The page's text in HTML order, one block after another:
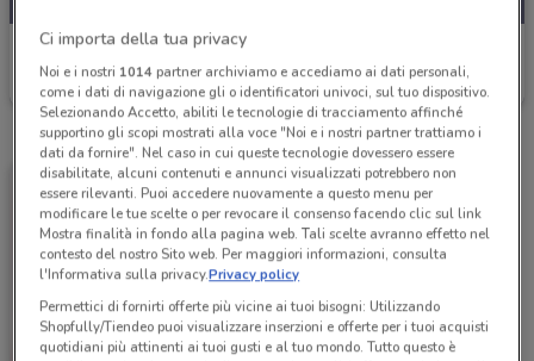
Elite Pet
Scade il 16/08 2.8 km
Ci importa della tua privacy
Noi e i nostri 1014partner archiviamo e accediamo ai dati personali,
come i dati di navigazione gli o identificatori univoci, sul tuo dispositivo.
Selezionando Accetto, abiliti le tecnologie di tracciamento affinché
supportino gli scopi mostrati alla voce "Noi e i nostri partner trattiamo i
dati da fornire". Nel caso in cui queste tecnologie dovessero essere
disabilitate, alcuni contenuti e annunci visualizzati potrebbero non
essere rilevanti. Puoi accedere nuovamente a questo menu per
modificare le tue scelte o per revocare il consenso facendo clic sul link
Mostra finalità in fondo alla pagina web. Tali scelte avranno effetto nel
contesto del nostro Sito web. Per maggiori informazioni, consulta
l'Informativa sulla privacy.Privacy policy
Permettici di fornirti offerte più vicine ai tuoi bisogni: Utilizzando
Shopfully/Tiendeo puoi visualizzare inserzioni e offerte per i tuoi acquisti
quotidiani più attinenti ai tuoi gusti e al tuo mondo. Tutto questo è